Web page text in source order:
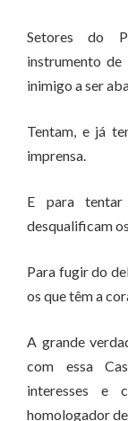
Setores do
instrumento
inimigo a ser
Tentam, e já
imprensa.
E para tentar
desqualificam
Para fugir do
os que têm a
A grande
com essa
interesses e
homologador